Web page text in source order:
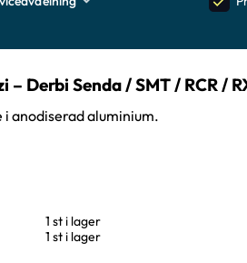
– Derbi Senda / SMT / RCR /
anodiserad aluminium.
1 st i lager
1 st i lager